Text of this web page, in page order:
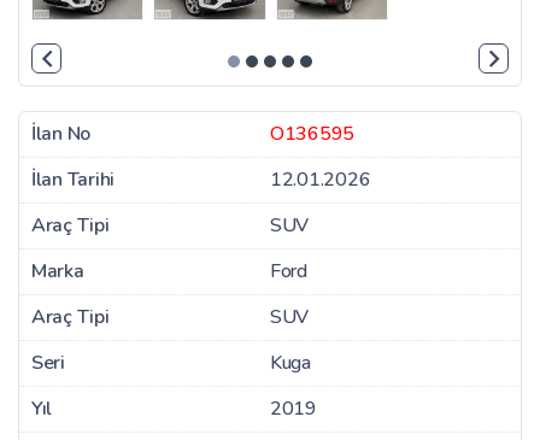
İlan No
O136595
İlan Tarihi
12.01.2026
Araç Tipi
SUV
Marka
Ford
Araç Tipi
SUV
Seri
Kuga
Yıl
2019